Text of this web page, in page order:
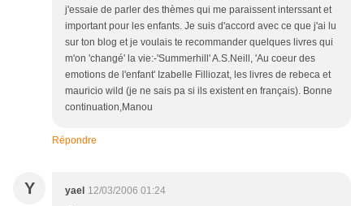
j'essaie de parler des thèmes qui me paraissent interssant et
important pour les enfants. Je suis d'accord avec ce que j'ai lu
sur ton blog et je voulais te recommander quelques livres qui
m'on 'changé' la vie:-'Summerhill' A.S.Neill, 'Au coeur des
emotions de l'enfant' Izabelle Filliozat, les livres de rebeca et
mauricio wild (je ne sais pa si ils existent en français). Bonne
continuation,Manou
Répondre
Y yael 12/03/2006 01:24